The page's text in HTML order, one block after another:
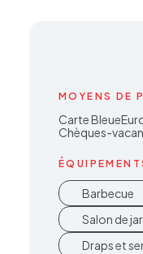
MOYENS DE
Carte Bleue
Chèques-
Barbecue
Salon de
Draps et